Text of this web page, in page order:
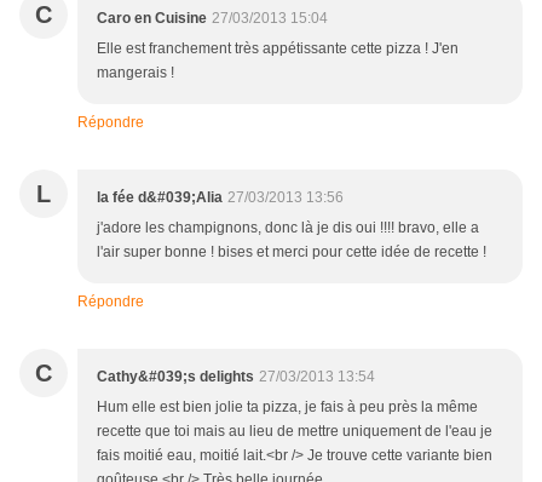
C Caro en Cuisine 27/03/2013 15:04
Elle est franchement très appétissante cette pizza ! J'en
mangerais !
Répondre
L la fée d&#039;Alia 27/03/2013 13:56
j'adore les champignons, donc là je dis oui !!!! bravo, elle a
l'air super bonne ! bises et merci pour cette idée de recette !
Répondre
C Cathy&#039;s delights 27/03/2013 13:54
Hum elle est bien jolie ta pizza, je fais à peu près la même
recette que toi mais au lieu de mettre uniquement de l'eau je
fais moitié eau, moitié lait.<br /> Je trouve cette variante bien